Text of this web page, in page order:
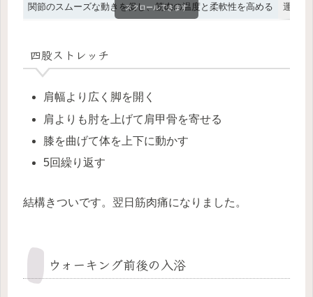
関節のスムーズな動きを促し、筋肉の温度と柔軟性を高める 運動し
スクロールできます
四股ストレッチ
肩幅より広く脚を開く
肩よりも肘を上げて肩甲骨を寄せる
膝を曲げて体を上下に動かす
5回繰り返す
結構きついです。翌日筋肉痛になりました。
ウォーキング前後の入浴